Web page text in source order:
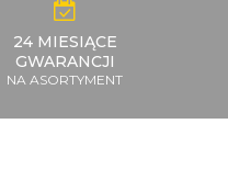
24 MIESIĄCE
GWARANCJI
NA ASORTYMENT